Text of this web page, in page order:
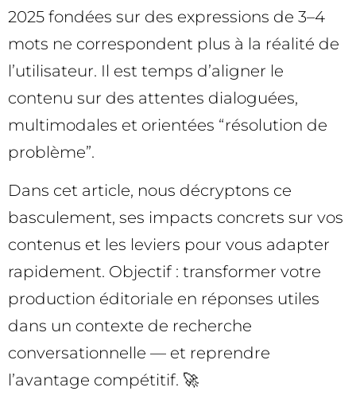
2025 fondées sur des expressions de 3–4
mots ne correspondent plus à la réalité de
l’utilisateur. Il est temps d’aligner le
contenu sur des attentes dialoguées,
multimodales et orientées “résolution de
problème”.
Dans cet article, nous décryptons ce
basculement, ses impacts concrets sur vos
contenus et les leviers pour vous adapter
rapidement. Objectif : transformer votre
production éditoriale en réponses utiles
dans un contexte de recherche
conversationnelle — et reprendre
l’avantage compétitif. 🚀